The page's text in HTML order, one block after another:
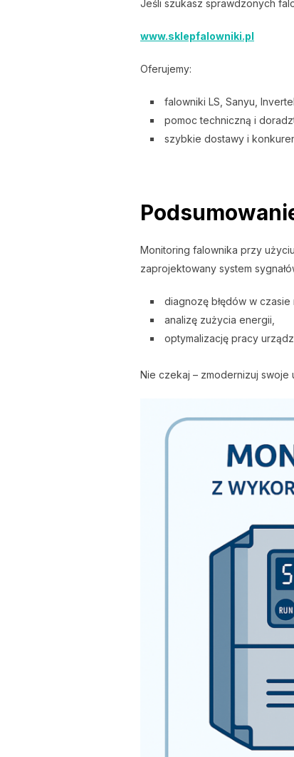
Jeśli szukasz sprawdzonych
www.sklepfalowniki.pl
Oferujemy:
falowniki LS, Sanyu,
pomoc techniczną i
szybkie dostawy i
Monitoring falownika przy
zaprojektowany system
diagnozę błędów w czasie
analizę zużycia energii,
optymalizację pracy
Nie czekaj – zmodernizuj